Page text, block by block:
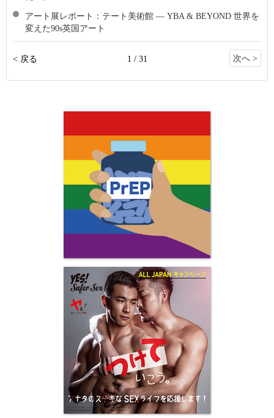
アート展レポート：テート美術館 ― YBA & BEYOND 世界を
変えた90s英国アート
< 戻る 1 / 31 次へ >